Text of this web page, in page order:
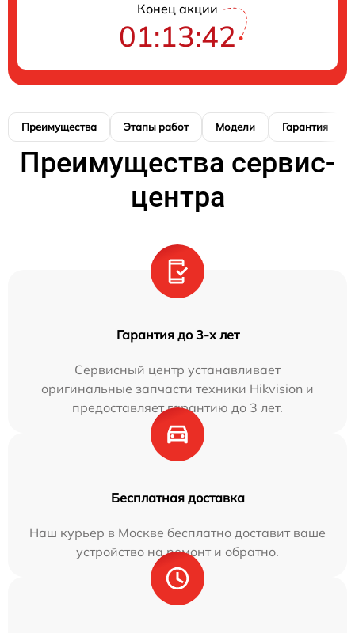
Конец акции
01:13:41
Преимущества Этапы работ Модели Гарантия
Преимущества сервис-
центра
Гарантия до 3-х лет
Сервисный центр устанавливает
оригинальные запчасти техники Hikvision и
предоставляет гарантию до 3 лет.
Бесплатная доставка
Наш курьер в Москве бесплатно доставит ваше
устройство на ремонт и обратно.